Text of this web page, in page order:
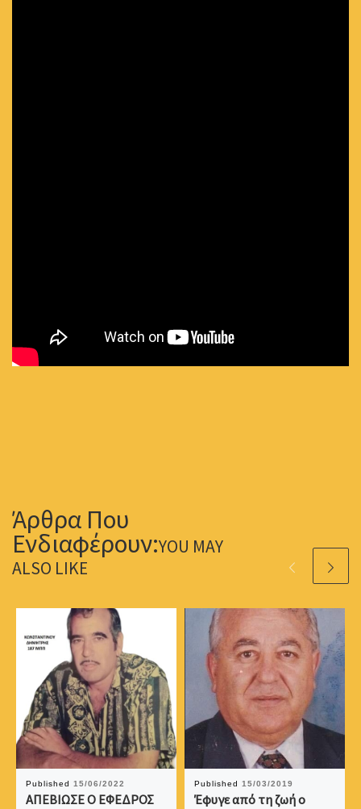
YOU MAY
ALSO LIKE
Published 15/06/2022
ΑΠΕΒΙΩΣΕ Ο ΕΦΕΔΡΟΣ
Published 15/03/2019
Έφυγε από τη ζωή ο